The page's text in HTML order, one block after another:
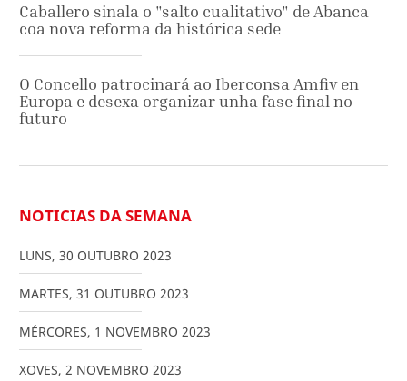
Caballero sinala o "salto cualitativo" de Abanca
coa nova reforma da histórica sede
O Concello patrocinará ao Iberconsa Amfiv en
Europa e desexa organizar unha fase final no
futuro
NOTICIAS DA SEMANA
LUNS, 30 OUTUBRO 2023
MARTES, 31 OUTUBRO 2023
MÉRCORES, 1 NOVEMBRO 2023
XOVES, 2 NOVEMBRO 2023